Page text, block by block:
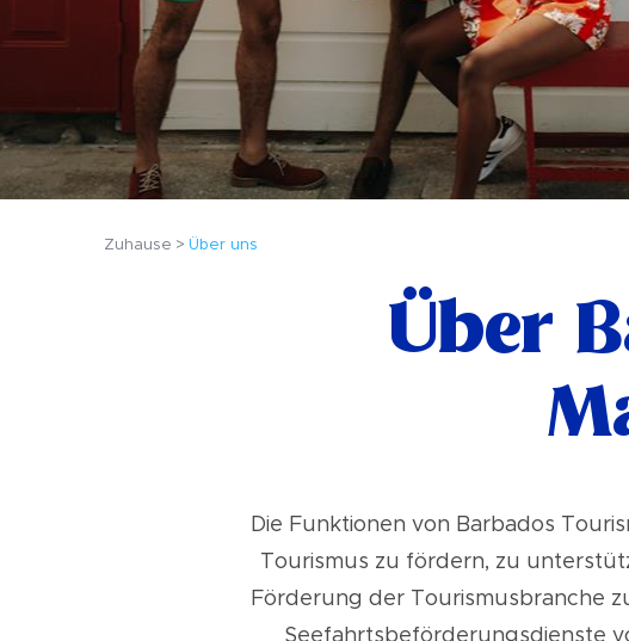
Zuhause Über uns
Über
Die Funktionen von Barbados
Tourismus zu fördern, zu
Förderung der Tourismusbranche
Seefahrtsbeförderungsdienste